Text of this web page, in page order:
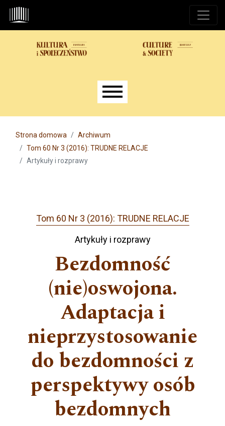
Przejdź do głównego menu
Przejdź do sekcji głównej
Przejdź do stopki
Main menu
Strona domowa
Archiwum
Tom 60 Nr 3 (2016): TRUDNE RELACJE
Artykuły i rozprawy
Tom 60 Nr 3 (2016): TRUDNE RELACJE
Artykuły i rozprawy
Bezdomność
(nie)oswojona.
Adaptacja i
nieprzystosowanie
do bezdomności z
perspektywy osób
bezdomnych